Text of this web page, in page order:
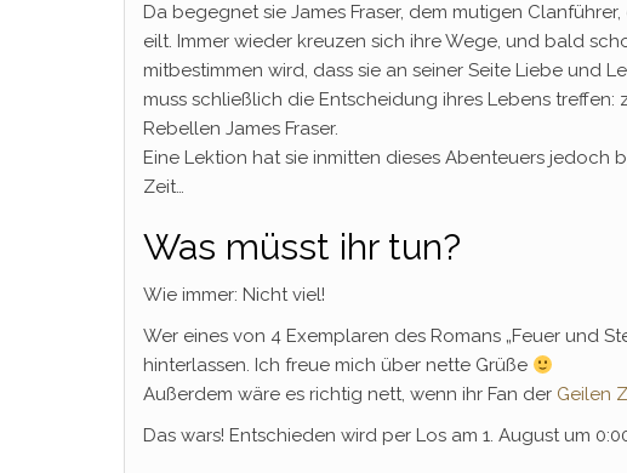
Da begegnet sie James Fraser, dem mutigen
eilt. Immer wieder kreuzen sich ihre Wege, und bald
mitbestimmen wird, dass sie an seiner Seite Liebe und
muss schließlich die Entscheidung ihres Lebens
Rebellen James Fraser.
Eine Lektion hat sie inmitten dieses Abenteuers jedoch
Zeit…
Was müsst ihr tun?
Wie immer: Nicht viel!
Wer eines von 4 Exemplaren des Romans „Feuer und
hinterlassen. Ich freue mich über nette Grüße
Außerdem wäre es richtig nett, wenn ihr Fan der Geilen
Das wars! Entschieden wird per Los am 1. August um